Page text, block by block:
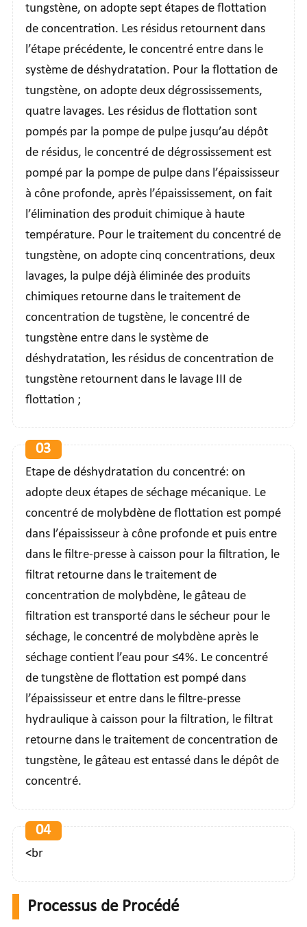
tungstène, on adopte sept étapes de flottation
de concentration. Les résidus retournent dans
l’étape précédente, le concentré entre dans le
système de déshydratation. Pour la flottation de
tungstène, on adopte deux dégrossissements,
quatre lavages. Les résidus de flottation sont
pompés par la pompe de pulpe jusqu’au dépôt
de résidus, le concentré de dégrossissement est
pompé par la pompe de pulpe dans l’épaississeur
à cône profonde, après l’épaississement, on fait
l’élimination des produit chimique à haute
température. Pour le traitement du concentré de
tungstène, on adopte cinq concentrations, deux
lavages, la pulpe déjà éliminée des produits
chimiques retourne dans le traitement de
concentration de tugstène, le concentré de
tungstène entre dans le système de
déshydratation, les résidus de concentration de
tungstène retournent dans le lavage III de
flottation ;
03
Etape de déshydratation du concentré: on
adopte deux étapes de séchage mécanique. Le
concentré de molybdène de flottation est pompé
dans l’épaississeur à cône profonde et puis entre
dans le filtre-presse à caisson pour la filtration, le
filtrat retourne dans le traitement de
concentration de molybdène, le gâteau de
filtration est transporté dans le sécheur pour le
séchage, le concentré de molybdène après le
séchage contient l’eau pour ≤4%. Le concentré
de tungstène de flottation est pompé dans
l’épaississeur et entre dans le filtre-presse
hydraulique à caisson pour la filtration, le filtrat
retourne dans le traitement de concentration de
tungstène, le gâteau est entassé dans le dépôt de
concentré.
04
<br
Processus de Procédé